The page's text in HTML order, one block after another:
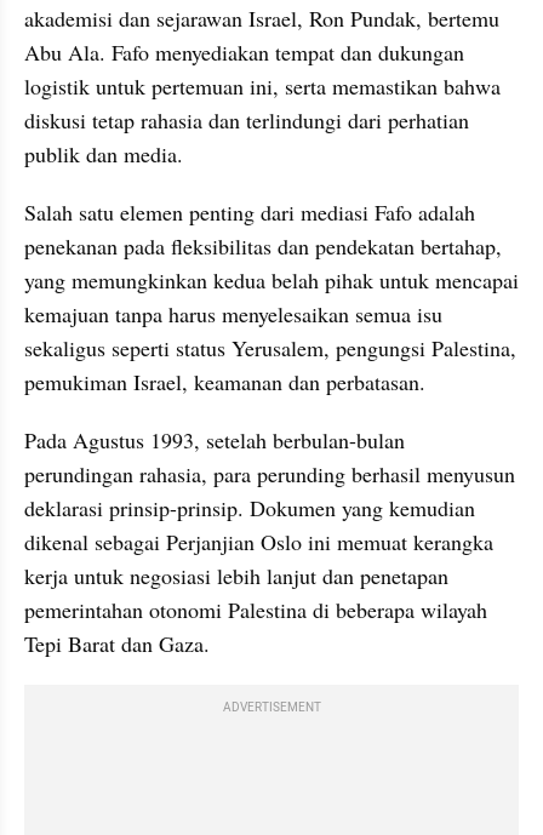
akademisi dan sejarawan Israel, Ron Pundak, bertemu
Abu Ala. Fafo menyediakan tempat dan dukungan
logistik untuk pertemuan ini, serta memastikan bahwa
diskusi tetap rahasia dan terlindungi dari perhatian
publik dan media.
Salah satu elemen penting dari mediasi Fafo adalah
penekanan pada fleksibilitas dan pendekatan bertahap,
yang memungkinkan kedua belah pihak untuk mencapai
kemajuan tanpa harus menyelesaikan semua isu
sekaligus seperti status Yerusalem, pengungsi Palestina,
pemukiman Israel, keamanan dan perbatasan.
Pada Agustus 1993, setelah berbulan-bulan
perundingan rahasia, para perunding berhasil menyusun
deklarasi prinsip-prinsip. Dokumen yang kemudian
dikenal sebagai Perjanjian Oslo ini memuat kerangka
kerja untuk negosiasi lebih lanjut dan penetapan
pemerintahan otonomi Palestina di beberapa wilayah
Tepi Barat dan Gaza.
ADVERTISEMENT